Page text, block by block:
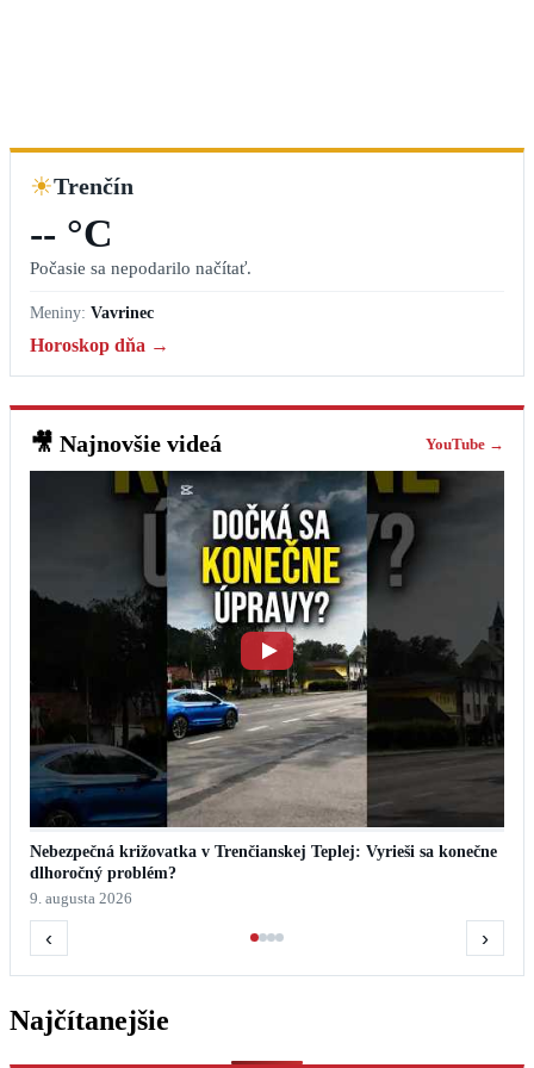
☀Trenčín
-- °C
Počasie sa nepodarilo načítať.
Meniny: Vavrinec
Horoskop dňa →
🎥 Najnovšie videá YouTube →
Nebezpečná križovatka v Trenčianskej Teplej: Vyrieši sa konečne
dlhoročný problém?
9. augusta 2026
‹ ›
Najčítanejšie